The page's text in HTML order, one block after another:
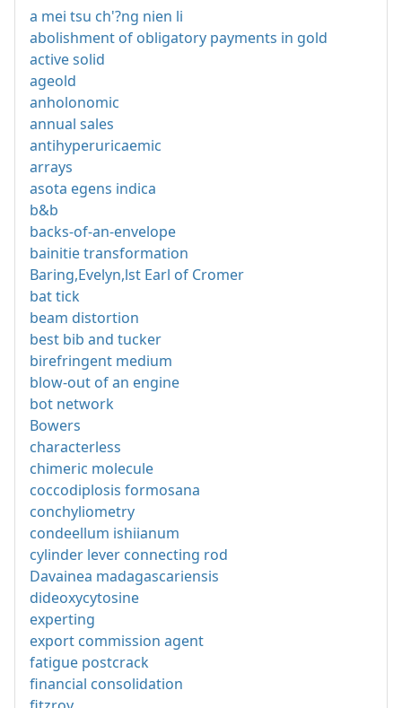
a mei tsu ch'?ng nien li
abolishment of obligatory payments in gold
active solid
ageold
anholonomic
annual sales
antihyperuricaemic
arrays
asota egens indica
b&b
backs-of-an-envelope
bainitie transformation
Baring,Evelyn,lst Earl of Cromer
bat tick
beam distortion
best bib and tucker
birefringent medium
blow-out of an engine
bot network
Bowers
characterless
chimeric molecule
coccodiplosis formosana
conchyliometry
condeellum ishiianum
cylinder lever connecting rod
Davainea madagascariensis
dideoxycytosine
experting
export commission agent
fatigue postcrack
financial consolidation